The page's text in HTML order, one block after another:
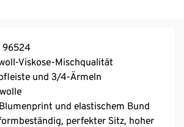
96524
Viskose-Mischqualität
und 3/4-Ärmeln
und elastischem Bund
perfekter Sitz, hoher